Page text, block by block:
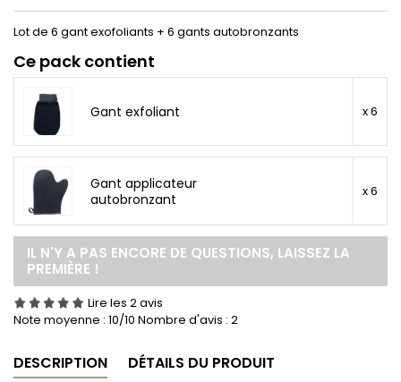
Lot de 6 gant exofoliants + 6 gants autobronzants
Ce pack contient
Gant exfoliant x 6
Gant applicateur
autobronzant
x 6
IL N'Y A PAS ENCORE DE QUESTIONS, LAISSEZ LA
PREMIÈRE !
Lire les 2 avis
Note moyenne : 10/10 Nombre d'avis : 2
DESCRIPTION
DÉTAILS DU PRODUIT